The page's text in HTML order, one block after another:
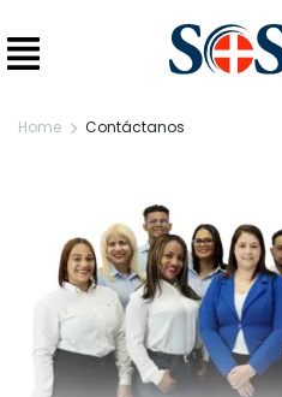
Home Contáctanos